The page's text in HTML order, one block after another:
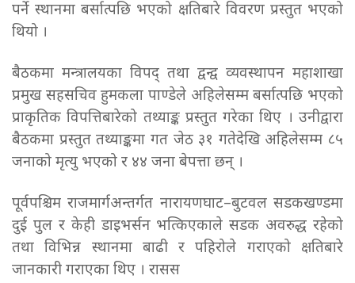
पर्ने स्थानमा बर्सात्पछि भएको क्षतिबारे विवरण प्रस्तुत भएको
थियो ।
बैठकमा मन्त्रालयका विपद् तथा द्वन्द्व व्यवस्थापन महाशाखा
प्रमुख सहसचिव हुमकला पाण्डेले अहिलेसम्म बर्सात्पछि भएको
प्राकृतिक विपत्तिबारेको तथ्याङ्क प्रस्तुत गरेका थिए । उनीद्वारा
बैठकमा प्रस्तुत तथ्याङ्कमा गत जेठ ३१ गतेदेखि अहिलेसम्म ८५
जनाको मृत्यु भएको र ४४ जना बेपत्ता छन् ।
पूर्वपश्चिम राजमार्गअन्तर्गत नारायणघाट–बुटवल सडकखण्डमा
दुई पुल र केही डाइभर्सन भत्किएकाले सडक अवरुद्ध रहेको
तथा विभिन्न स्थानमा बाढी र पहिरोले गराएको क्षतिबारे
जानकारी गराएका थिए । रासस